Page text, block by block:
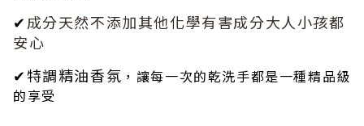
✔成分天然不添加其他化學有害成分大人小孩都
安心
✔特調精油香氛 ，讓每一次的乾洗手都是一種精品級
的享受